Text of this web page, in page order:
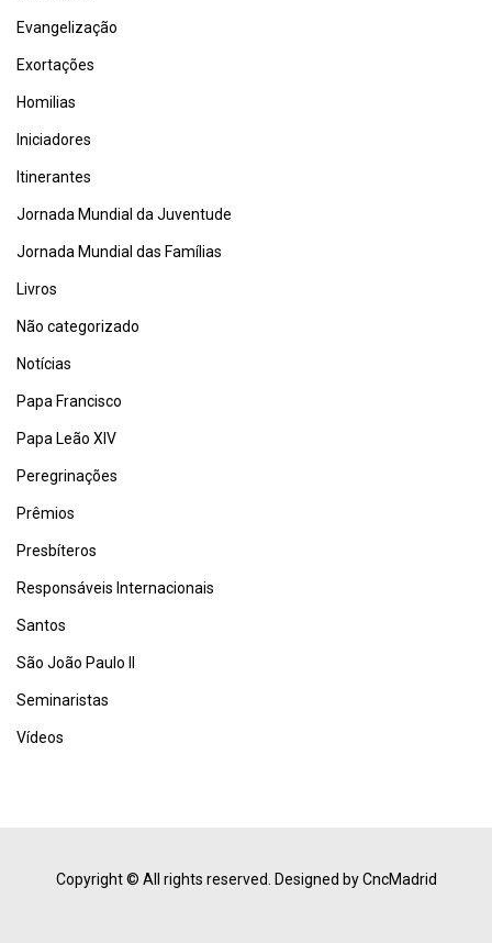
Evangelização
Exortações
Homilias
Iniciadores
Itinerantes
Jornada Mundial da Juventude
Jornada Mundial das Famílias
Livros
Não categorizado
Notícias
Papa Francisco
Papa Leão XIV
Peregrinações
Prêmios
Presbíteros
Responsáveis Internacionais
Santos
São João Paulo II
Seminaristas
Vídeos
Copyright © All rights reserved. Designed by CncMadrid